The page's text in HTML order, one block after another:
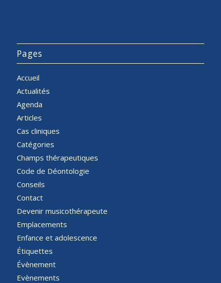
Pages
Accueil
Actualités
Agenda
Articles
Cas cliniques
Catégories
Champs thérapeutiques
Code de Déontologie
Conseils
Contact
Devenir musicothérapeute
Emplacements
Enfance et adolescence
Étiquettes
Évènement
Evènements